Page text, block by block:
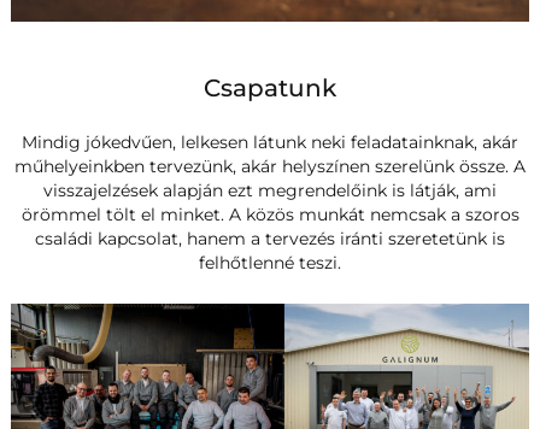
Csapatunk
Mindig jókedvűen, lelkesen látunk neki feladatainknak, akár
műhelyeinkben tervezünk, akár helyszínen szerelünk össze. A
visszajelzések alapján ezt megrendelőink is látják, ami
örömmel tölt el minket. A közös munkát nemcsak a szoros
családi kapcsolat, hanem a tervezés iránti szeretetünk is
felhőtlenné teszi.